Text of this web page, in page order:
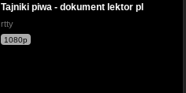
Tajniki piwa - dokument lektor pl
rtty
1080p